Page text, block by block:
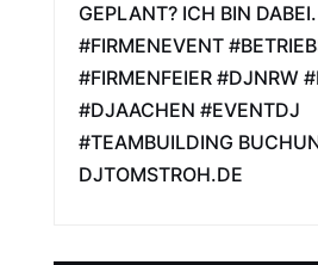
GEPLANT? ICH BIN DABEI.
#FIRMENEVENT
#FIRMENFEIER #DJNRW
#DJAACHEN #EVENTDJ
#TEAMBUILDING
DJTOMSTROH.DE